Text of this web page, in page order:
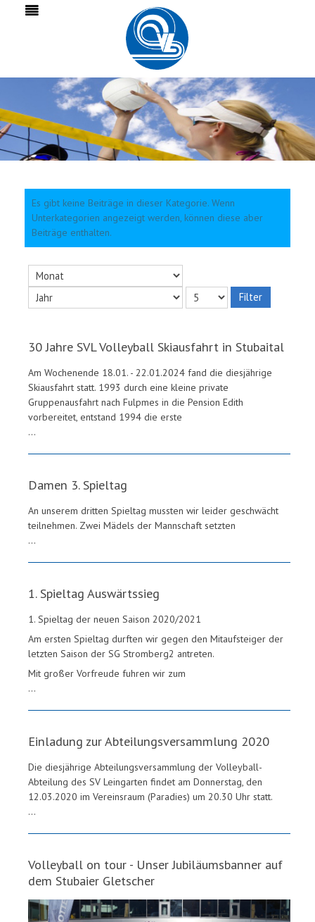
Es gibt keine Beiträge in dieser Kategorie. Wenn
Unterkategorien angezeigt werden, können diese aber
Beiträge enthalten.
Filter
30 Jahre SVL Volleyball Skiausfahrt in Stubaital
Am Wochenende 18.01. - 22.01.2024 fand die diesjährige
Skiausfahrt statt. 1993 durch eine kleine private
Gruppenausfahrt nach Fulpmes in die Pension Edith
vorbereitet, entstand 1994 die erste
...
Damen 3. Spieltag
An unserem dritten Spieltag mussten wir leider geschwächt
teilnehmen. Zwei Mädels der Mannschaft setzten
...
1. Spieltag Auswärtssieg
1. Spieltag der neuen Saison 2020/2021
Am ersten Spieltag durften wir gegen den Mitaufsteiger der
letzten Saison der SG Stromberg2 antreten.
Mit großer Vorfreude fuhren wir zum
...
Einladung zur Abteilungsversammlung 2020
Die diesjährige Abteilungsversammlung der Volleyball-
Abteilung des SV Leingarten findet am Donnerstag, den
12.03.2020 im Vereinsraum (Paradies) um 20.30 Uhr statt.
...
Volleyball on tour - Unser Jubiläumsbanner auf
dem Stubaier Gletscher